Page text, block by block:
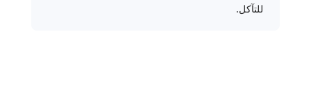
للتآكل.